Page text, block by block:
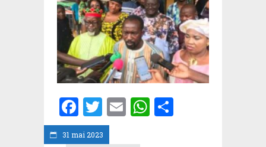
31 mai 2023
Facebook
Twitter
EmailWhatsApp